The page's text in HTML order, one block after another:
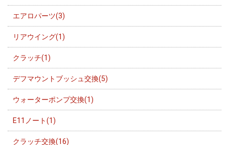
エアロパーツ(3)
リアウイング(1)
クラッチ(1)
デフマウントブッシュ交換(5)
ウォーターポンプ交換(1)
E11ノート(1)
クラッチ交換(16)